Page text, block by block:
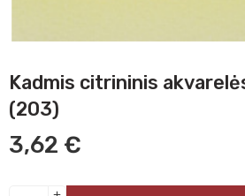
Kadmis citrininis
(203)
3,62 €